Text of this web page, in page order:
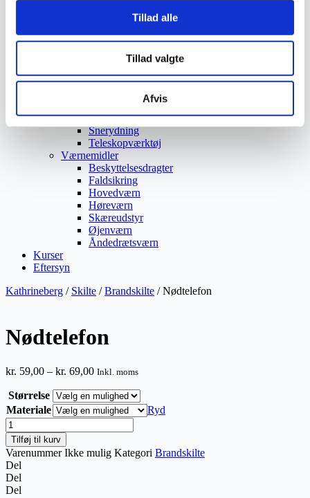
Tillad alle
Tillad valgte
Afvis
Vaskeri Produkter
Værktøj
Affaldsudstyr
Grensaks
Save
Snerydning
Teleskopværktøj
Værnemidler
Beskyttelsesdragter
Faldsikring
Hovedværn
Høreværn
Skæreudstyr
Øjenværn
Åndedrætsværn
Kurser
Eftersyn
Kathrineberg / Skilte /Brandskilte / Nødtelefon
Nødtelefon
kr. 59,00 – kr. 69,00Prisinterval:
til
kr. 69,00
Inkl. moms
Størrelse
Materiale
Ryd
Nødtelefon
antal
Tilføj til kurv
VarenummerIkke mulig Kategori Brandskilte
Del
Del
Del